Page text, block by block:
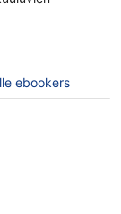
ebookers